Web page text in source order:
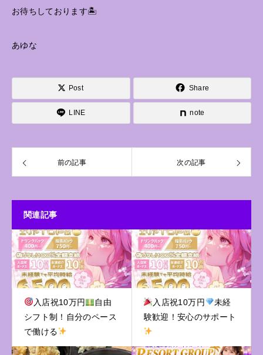
お待ちしております🏝
あゆな
Post Share
LINE note
前の記事 次の記事
関連記事
入店祝10万円
自由
シフト制！自分のペース
で働ける
入店祝10万円
未経
験歓迎！安心のサポート